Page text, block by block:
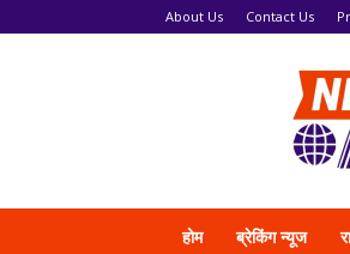
About Us Contact Us
होम ब्रेकिंग न्यूज